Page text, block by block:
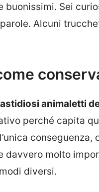
Sei
Alcuni
animaletti
perché capita
conseguenza,
davvero molto
diversi.